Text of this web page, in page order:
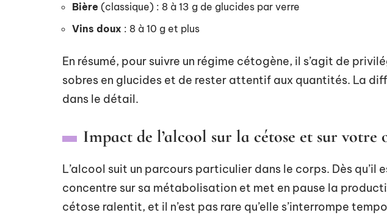
Bière (classique) : 8 à 13 g de glucides par verre
Vins doux : 8 à 10 g et plus
En résumé, pour suivre un régime cétogène, il s’agit de
sobres en glucides et de rester attentif aux quantités. La
dans le détail.
Impact de l’alcool sur la cétose et sur votre
L’alcool suit un parcours particulier dans le corps. Dès qu’il
concentre sur sa métabolisation et met en pause la
cétose ralentit, et il n’est pas rare qu’elle s’interrompe